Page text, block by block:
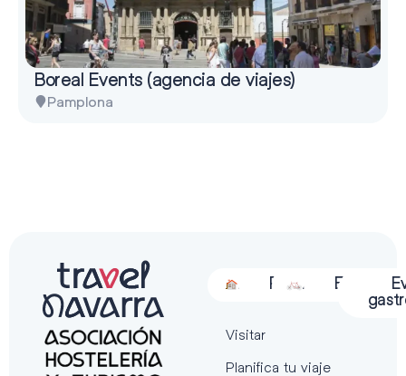
Boreal Events (agencia de viajes)
Pamplona
Alojamiento
Restauración
Actividades
Visitar
Planifica tu viaje